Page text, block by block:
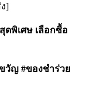
]
พิเศษ เลือกซื้อ
วัญ #ของชำร่วย